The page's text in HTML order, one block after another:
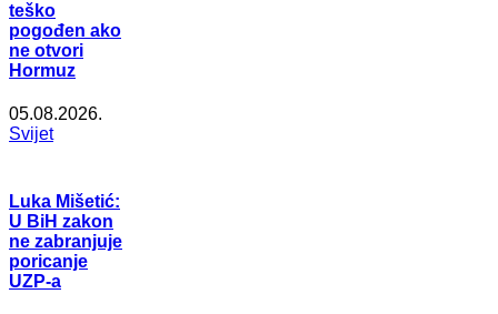
teško
pogođen ako
ne otvori
Hormuz
05.08.2026.
Svijet
Luka Mišetić:
U BiH zakon
ne zabranjuje
poricanje
UZP-a